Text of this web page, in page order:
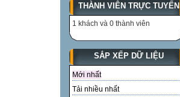
THÀNH VIÊN TRỰC TUYẾN
1 khách và 0 thành viên
SẮP XẾP DỮ LIỆU
Mới nhất
Tải nhiều nhất